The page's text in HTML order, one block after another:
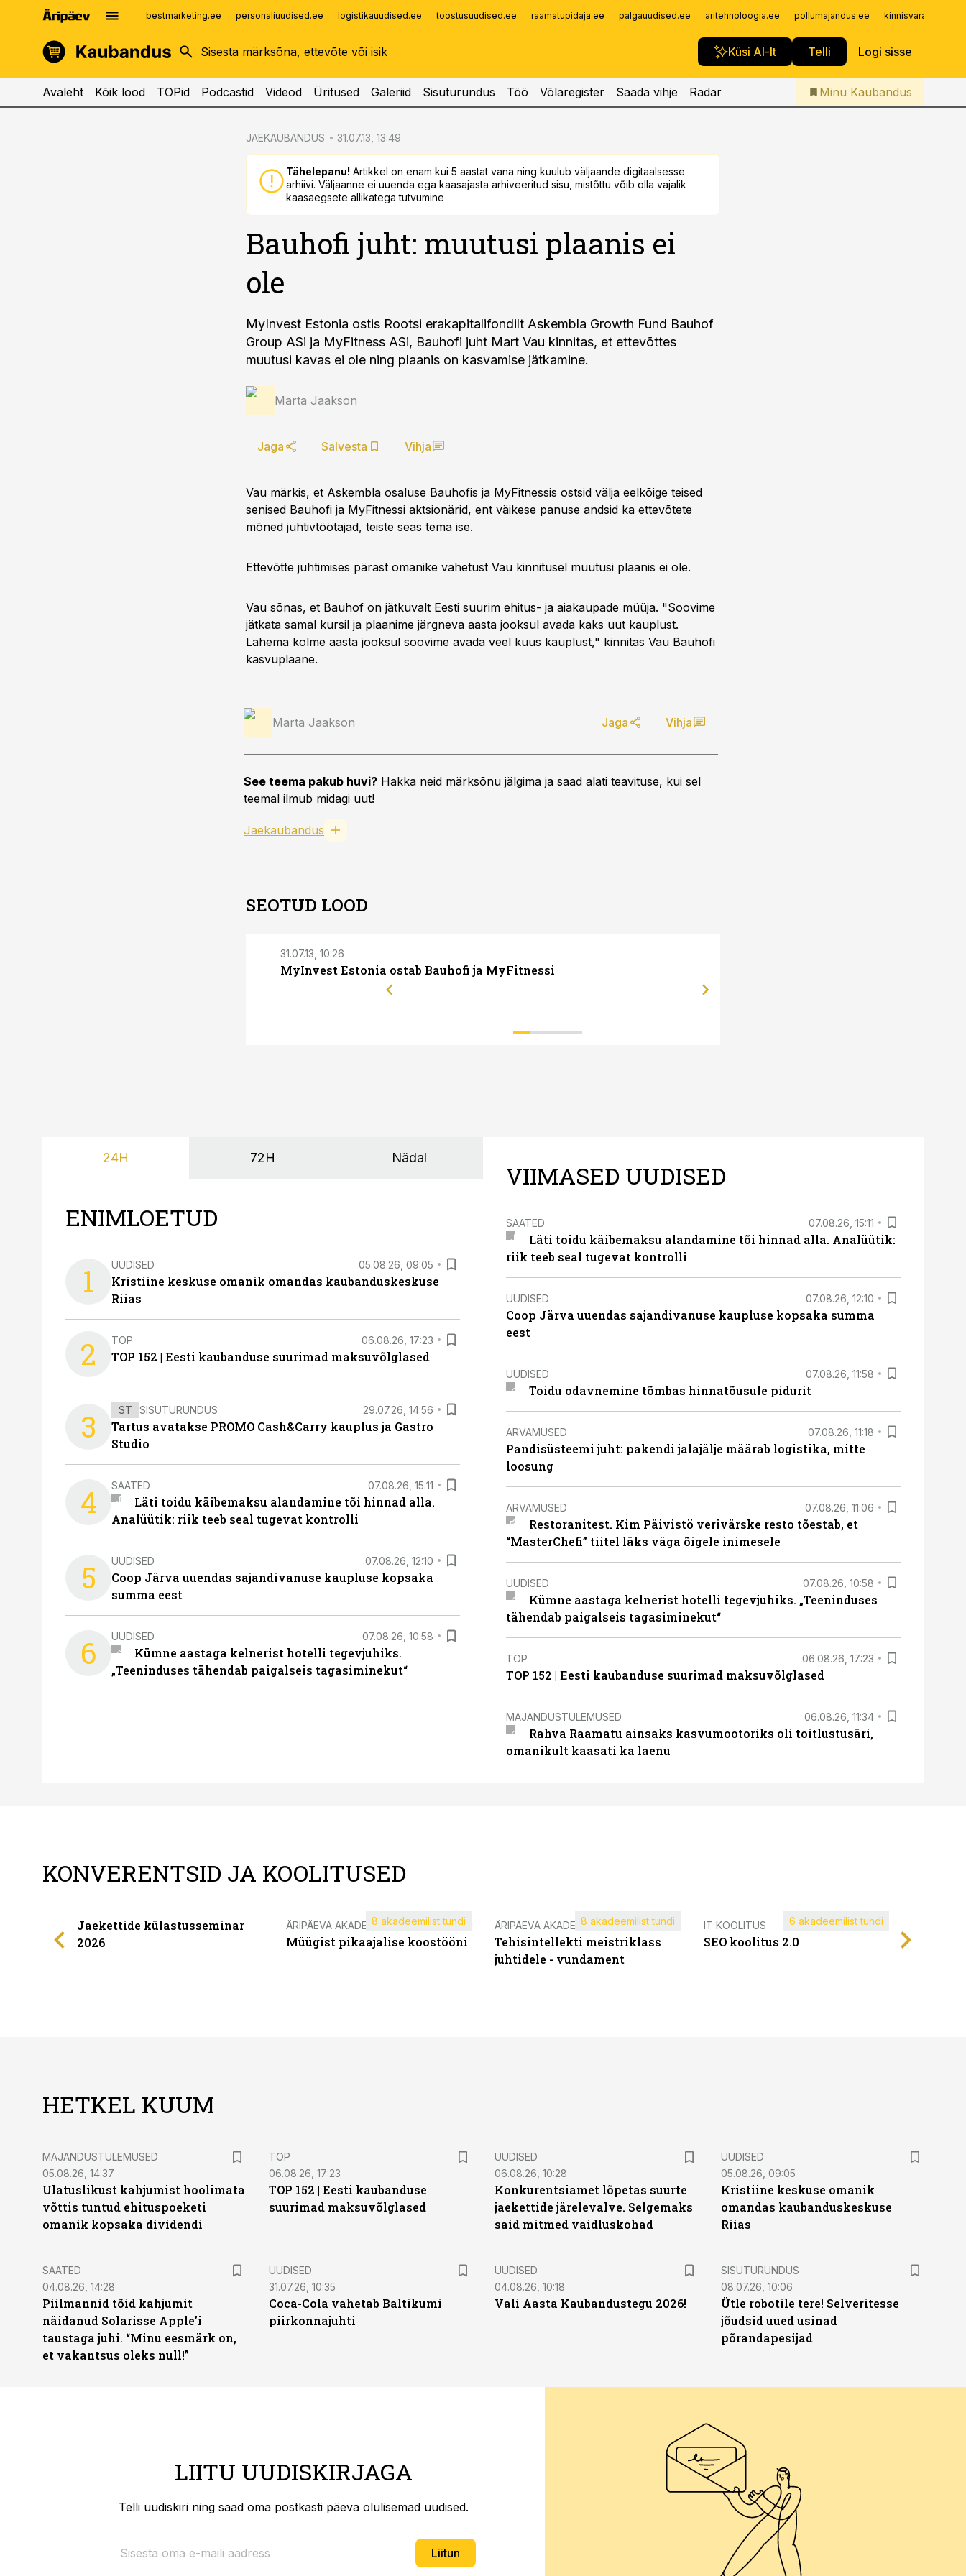
bestmarketing.ee personaliuudised.ee logistikauudised.ee toostusuudised.ee raamatupidaja.ee palgauudised.ee aritehnoloogia.ee pollumajandus.ee
Küsi AI-lt Telli Logi sisse
kinnisvarauudised.ee
logistikauudised.ee
imelineajalugu.ee
Infopank
Iseteenindus
Telli Kaubandus
Avaleht Kõik lood TOPid Podcastid Videod Üritused Galeriid Sisuturundus Töö Võlaregister Saada vihje Radar Minu Kaubandus
JAEKAUBANDUS 31.07.13, 13:49
Tähelepanu! Artikkel on enam kui 5 aastat vana ning kuulub väljaande digitaalsesse
arhiivi. Väljaanne ei uuenda ega kaasajasta arhiveeritud sisu, mistõttu võib olla vajalik
kaasaegsete allikatega tutvumine
Bauhofi juht: muutusi plaanis ei
ole
MyInvest Estonia ostis Rootsi erakapitalifondilt Askembla Growth Fund Bauhof
Group ASi ja MyFitness ASi, Bauhofi juht Mart Vau kinnitas, et ettevõttes
muutusi kavas ei ole ning plaanis on kasvamise jätkamine.
Marta Jaakson
Jaga Salvesta Vihja
Vau märkis, et Askembla osaluse Bauhofis ja MyFitnessis ostsid välja eelkõige teised
senised Bauhofi ja MyFitnessi aktsionärid, ent väikese panuse andsid ka ettevõtete
mõned juhtivtöötajad, teiste seas tema ise.
Ettevõtte juhtimises pärast omanike vahetust Vau kinnitusel muutusi plaanis ei ole.
Vau sõnas, et Bauhof on jätkuvalt Eesti suurim ehitus- ja aiakaupade müüja. "Soovime
jätkata samal kursil ja plaanime järgneva aasta jooksul avada kaks uut kauplust.
Lähema kolme aasta jooksul soovime avada veel kuus kauplust," kinnitas Vau Bauhofi
kasvuplaane.
Marta Jaakson Jaga Vihja
See teema pakub huvi? Hakka neid märksõnu jälgima ja saad alati teavituse, kui sel
teemal ilmub midagi uut!
Jaekaubandus
SEOTUD LOOD
31.07.13, 10:26
MyInvest Estonia ostab Bauhofi ja MyFitnessi
24H 72H Nädal
ENIMLOETUD
1 UUDISED 05.08.26, 09:05
Kristiine keskuse omanik omandas kaubanduskeskuse
Riias
2 TOP 06.08.26, 17:23
TOP 152 | Eesti kaubanduse suurimad maksuvõlglased
3 ST SISUTURUNDUS 29.07.26, 14:56
Tartus avatakse PROMO Cash&Carry kauplus ja Gastro
Studio
4 SAATED 07.08.26, 15:11
Läti toidu käibemaksu alandamine tõi hinnad alla.
Analüütik: riik teeb seal tugevat kontrolli
5 UUDISED 07.08.26, 12:10
Coop Järva uuendas sajandivanuse kaupluse kopsaka
summa eest
6 UUDISED 07.08.26, 10:58
Kümne aastaga kelnerist hotelli tegevjuhiks.
„Teeninduses tähendab paigalseis tagasiminekut“
VIIMASED UUDISED
SAATED 07.08.26, 15:11
Läti toidu käibemaksu alandamine tõi hinnad alla. Analüütik:
riik teeb seal tugevat kontrolli
UUDISED 07.08.26, 12:10
Coop Järva uuendas sajandivanuse kaupluse kopsaka summa
eest
UUDISED 07.08.26, 11:58
Toidu odavnemine tõmbas hinnatõusule pidurit
ARVAMUSED 07.08.26, 11:18
Pandisüsteemi juht: pakendi jalajälje määrab logistika, mitte
loosung
ARVAMUSED 07.08.26, 11:06
Restoranitest. Kim Päivistö verivärske resto tõestab, et
“MasterChefi” tiitel läks väga õigele inimesele
UUDISED 07.08.26, 10:58
Kümne aastaga kelnerist hotelli tegevjuhiks. „Teeninduses
tähendab paigalseis tagasiminekut“
TOP 06.08.26, 17:23
TOP 152 | Eesti kaubanduse suurimad maksuvõlglased
MAJANDUSTULEMUSED 06.08.26, 11:34
Rahva Raamatu ainsaks kasvumootoriks oli toitlustusäri,
omanikult kaasati ka laenu
KONVERENTSID JA KOOLITUSED
Jaekettide külastusseminar
2026
ÄRIPÄEVA AKADEEMIA
Müügist pikaajalise koostööni
8 akadeemilist tundi ÄRIPÄEVA AKADEEMIA
Tehisintellekti meistriklass
juhtidele - vundament
8 akadeemilist tundi IT KOOLITUS
SEO koolitus 2.0
6 akadeemilist tundi
HETKEL KUUM
MAJANDUSTULEMUSED
05.08.26, 14:37
Ulatuslikust kahjumist hoolimata
võttis tuntud ehituspoeketi
omanik kopsaka dividendi
TOP
06.08.26, 17:23
TOP 152 | Eesti kaubanduse
suurimad maksuvõlglased
UUDISED
06.08.26, 10:28
Konkurentsiamet lõpetas suurte
jaekettide järelevalve. Selgemaks
said mitmed vaidluskohad
UUDISED
05.08.26, 09:05
Kristiine keskuse omanik
omandas kaubanduskeskuse
Riias
SAATED
04.08.26, 14:28
Piilmannid tõid kahjumit
näidanud Solarisse Apple’i
taustaga juhi. “Minu eesmärk on,
et vakantsus oleks null!”
UUDISED
31.07.26, 10:35
Coca-Cola vahetab Baltikumi
piirkonnajuhti
UUDISED
04.08.26, 10:18
Vali Aasta Kaubandustegu 2026!
ST
SISUTURUNDUS
08.07.26, 10:06
Ütle robotile tere! Selveritesse
jõudsid uued usinad
põrandapesijad
LIITU UUDISKIRJAGA
Telli uudiskiri ning saad oma postkasti päeva olulisemad uudised.
Liitun